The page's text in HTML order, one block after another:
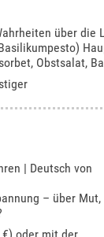
über
Obstsalat,
| Deutsch von
– über Mut,